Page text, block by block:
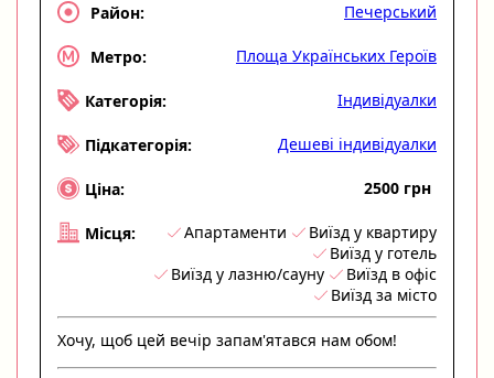
Район: Печерський
Метро: Площа Українських Героїв
Категорія: Індивідуалки
Підкатегорія: Дешеві індивідуалки
Ціна: 2500 грн
Місця: Апартаменти
Виїзд у квартиру
Виїзд у готель
Виїзд у лазню/сауну
Виїзд в офіс
Виїзд за місто
Хочу, щоб цей вечір запам'ятався нам обом!